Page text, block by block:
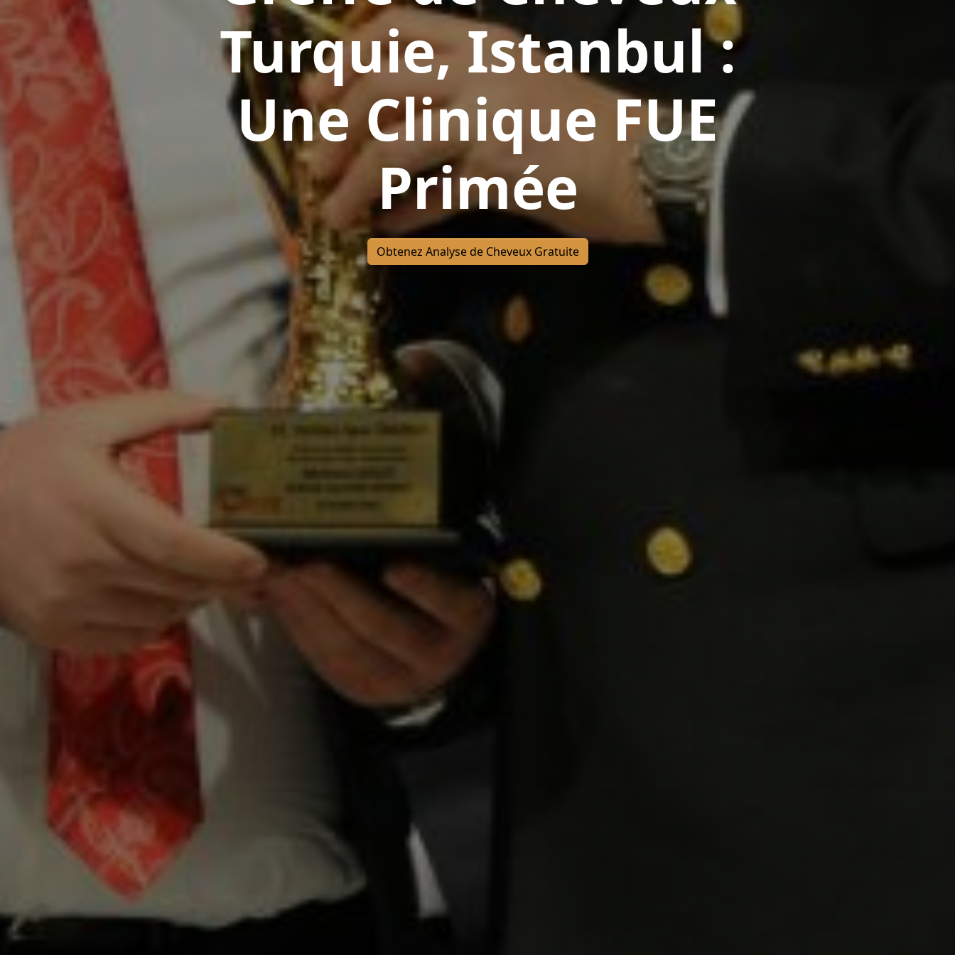
Turquie, Istanbul :
Une Clinique FUE
Primée
Obtenez Analyse de Cheveux Gratuite